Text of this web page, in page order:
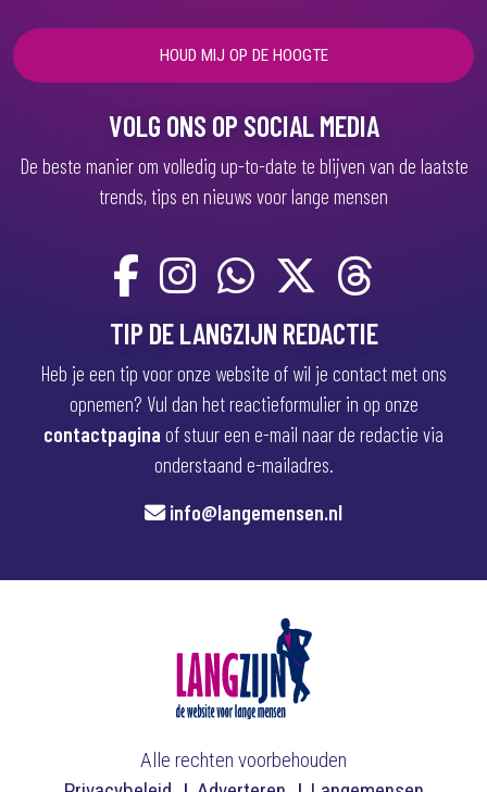
e
i
VOLG ONS OP SOCIAL MEDIA
De beste manier om volledig up-to-date te blijven van de laatste
trends, tips en nieuws voor lange mensen
TIP DE LANGZIJN REDACTIE
Heb je een tip voor onze website of wil je contact met ons
opnemen? Vul dan het reactieformulier in op onze
contactpagina of stuur een e-mail naar de redactie via
onderstaand e-mailadres.
info@langemensen.nl
Alle rechten voorbehouden